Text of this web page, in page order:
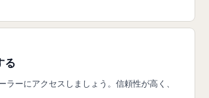
る
ラーにアクセスしましょう。信頼性が高く、